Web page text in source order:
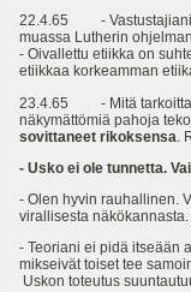
22.4.65 - Vastustajiani
muassa Lutherin
- Oivallettu etiikka on
etiikkaa korkeamman
23.4.65 - Mitä tarkoittaa
näkymättömiä pahoja
sovittaneet rikoksensa
- Usko ei ole tunnetta.
- Olen hyvin rauhallinen.
virallisesta
- Teoriani ei pidä itseään
mikseivät toiset tee
Uskon toteutus